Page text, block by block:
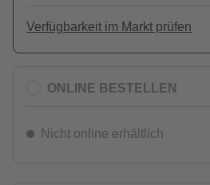
Verfügbarkeit im Markt prüfen
ONLINE BESTELLEN
Nicht online erhältlich